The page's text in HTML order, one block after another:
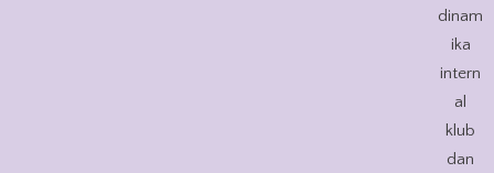
dinam
ika
intern
al
klub
dan